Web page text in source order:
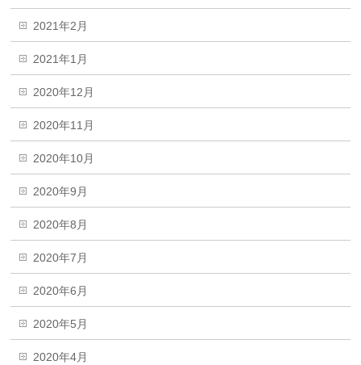
2021年2月
2021年1月
2020年12月
2020年11月
2020年10月
2020年9月
2020年8月
2020年7月
2020年6月
2020年5月
2020年4月